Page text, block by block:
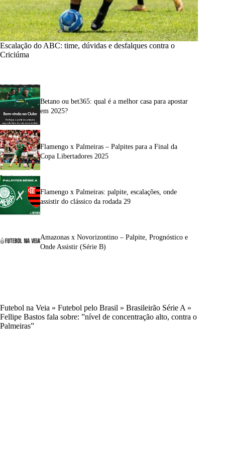
Escalação do ABC: time, dúvidas e desfalques contra o
Criciúma
Betano ou bet365: qual é a melhor casa para apostar
em 2025?
Flamengo x Palmeiras – Palpites para a Final da
Copa Libertadores 2025
Flamengo x Palmeiras: palpite, escalações, onde
assistir do clássico da rodada 29
Amazonas x Novorizontino – Palpite, Prognóstico e
Onde Assistir (Série B)
Futebol na Veia » Futebol pelo Brasil » Brasileirão Série A »
Fellipe Bastos fala sobre: ”nível de concentração alto, contra o
Palmeiras”